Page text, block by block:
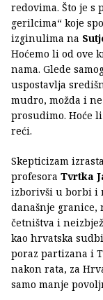
redovima. Što je s
gerilcima“ koje
izginulima na
Hoćemo li od ove
nama. Glede
uspostavlja
mudro, možda i
prosudimo. Hoće
reći.
Skepticizam
profesora Tvrtka
izborivši u borbi i
današnje granice,
četništva i
kao hrvatska
poraz partizana i
nakon rata, za
samo manje